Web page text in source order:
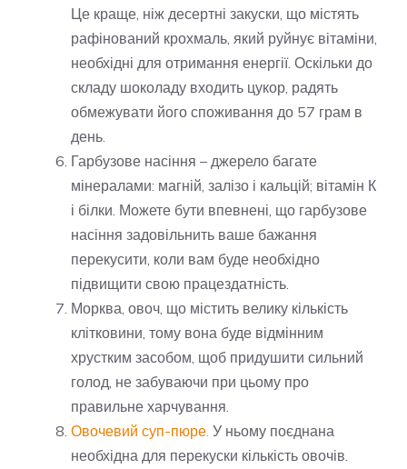
Це краще, ніж десертні закуски, що містять
рафінований крохмаль, який руйнує вітаміни,
необхідні для отримання енергії. Оскільки до
складу шоколаду входить цукор, радять
обмежувати його споживання до 57 грам в
день.
Гарбузове насіння – джерело багате
мінералами: магній, залізо і кальцій; вітамін К
і білки. Можете бути впевнені, що гарбузове
насіння задовільнить ваше бажання
перекусити, коли вам буде необхідно
підвищити свою працездатність.
Морква, овоч, що містить велику кількість
клітковини, тому вона буде відмінним
хрустким засобом, щоб придушити сильний
голод, не забуваючи при цьому про
правильне харчування.
Овочевий суп-пюре. У ньому поєднана
необхідна для перекуски кількість овочів.